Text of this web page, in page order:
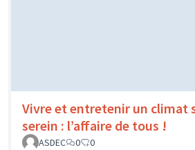
Vivre et entretenir un climat
serein : l’affaire de tous !
ASDEC
0 0